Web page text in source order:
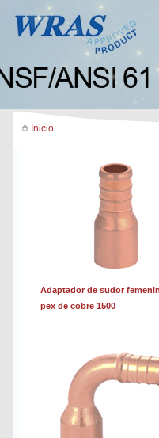
Inicio
Adaptador de sudor
pex de cobre 1500